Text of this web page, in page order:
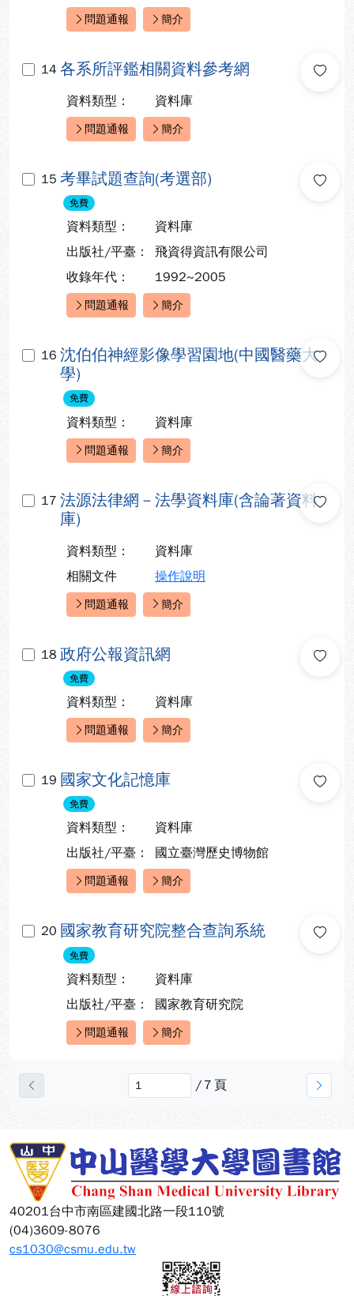
快速連結：
問題通報 簡介
14 各系所評鑑相關資料參考網
資料類型： 資料庫
快速連結：
問題通報 簡介
15 考畢試題查詢(考選部)
免費
資料類型：
資料庫
出版社/平臺：
飛資得資訊有限公司
收錄年代：
1992~2005
快速連結：
問題通報 簡介
16 沈伯伯神經影像學習園地(中國醫藥大
學)
免費
資料類型： 資料庫
快速連結：
問題通報 簡介
17 法源法律網－法學資料庫(含論著資料
庫)
資料類型：
資料庫
相關文件
操作說明
快速連結：
問題通報 簡介
18 政府公報資訊網
免費
資料類型： 資料庫
快速連結：
問題通報 簡介
19 國家文化記憶庫
免費
資料類型：
資料庫
出版社/平臺：
國立臺灣歷史博物館
快速連結：
問題通報 簡介
20 國家教育研究院整合查詢系統
免費
資料類型：
資料庫
出版社/平臺：
國家教育研究院
快速連結：
問題通報 簡介
/ 7 頁
40201台中市南區建國北路一段110號
(04)3609-8076
cs1030@csmu.edu.tw